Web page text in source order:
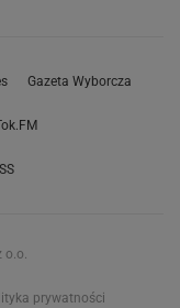
Gazeta Wyborcza
o.o.
prywatności